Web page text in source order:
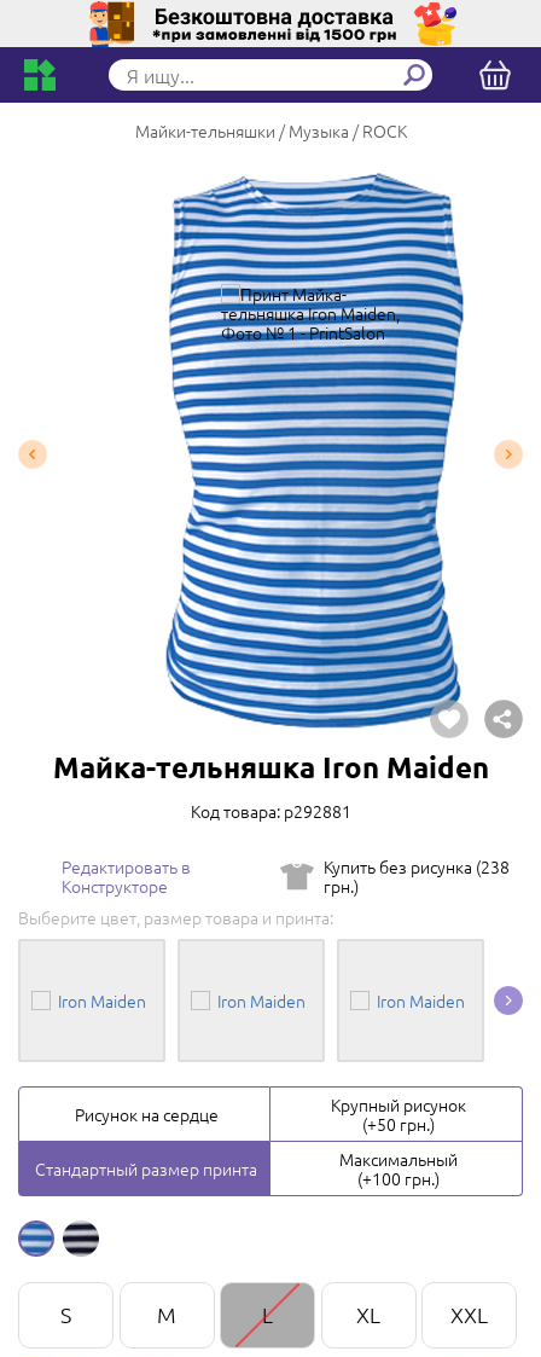
Майки-тельняшки Музыка ROCK
Майка-тельняшка Iron Maiden
Код товара: p292881
Редактировать в
Конструкторе
Купить без рисунка (238
грн.)
Выберите цвет, размер товара и принта:
Рисунок на сердце
Крупный рисунок
(+50 грн.)
Стандартный размер принта
Максимальный
(+100 грн.)
S M L XL XXL